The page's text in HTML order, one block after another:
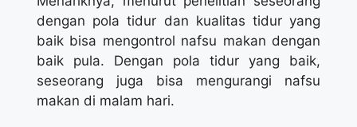
dengan pola tidur dan kualitas tidur yang
baik bisa mengontrol nafsu makan dengan
baik pula. Dengan pola tidur yang baik,
seseorang juga bisa mengurangi nafsu
makan di malam hari.